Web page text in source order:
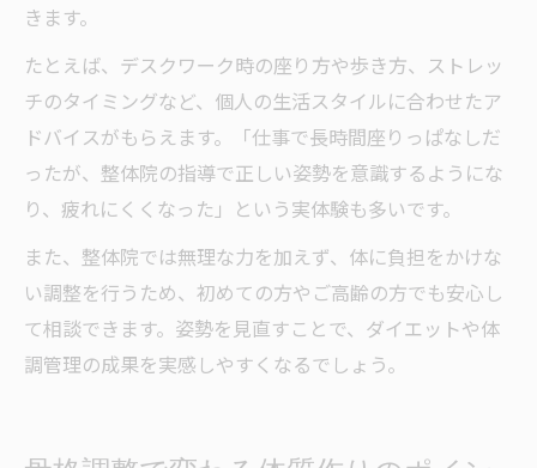
きます。
たとえば、デスクワーク時の座り方や歩き方、ストレッ
チのタイミングなど、個人の生活スタイルに合わせたア
ドバイスがもらえます。「仕事で長時間座りっぱなしだ
ったが、整体院の指導で正しい姿勢を意識するようにな
り、疲れにくくなった」という実体験も多いです。
また、整体院では無理な力を加えず、体に負担をかけな
い調整を行うため、初めての方やご高齢の方でも安心し
て相談できます。姿勢を見直すことで、ダイエットや体
調管理の成果を実感しやすくなるでしょう。